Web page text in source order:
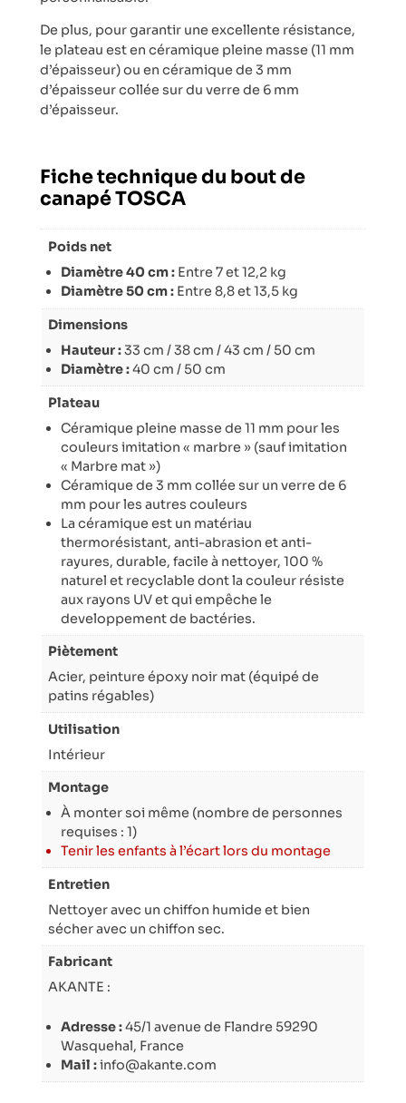
De plus, pour garantir une excellente résistance,
le plateau est en céramique pleine masse (11 mm
d’épaisseur) ou en céramique de 3 mm
d’épaisseur collée sur du verre de 6 mm
d’épaisseur.
Fiche technique du bout de
canapé TOSCA
Poids net
Diamètre 40 cm : Entre 7 et 12,2 kg
Diamètre 50 cm : Entre 8,8 et 13,5 kg
Dimensions
Hauteur :33 cm / 38 cm / 43 cm / 50 cm
Diamètre :40 cm / 50 cm
Plateau
Céramique pleine masse de 11 mm pour les
couleurs imitation « marbre » (sauf imitation
« Marbre mat »)
Céramique de 3 mm collée sur un verre de 6
mm pour les autres couleurs
La céramique est un matériau
thermorésistant, anti-abrasion et anti-
rayures, durable, facile à nettoyer, 100 %
naturel et recyclable dont la couleur résiste
aux rayons UV et qui empêche le
developpement de bactéries.
Piètement
Acier, peinture époxy noir mat (équipé de
patins régables)
Utilisation
Intérieur
Montage
À monter soi même (nombre de personnes
requises : 1)
Tenir les enfants à l’écart lors du montage
Entretien
Nettoyer avec un chiffon humide et bien
sécher avec un chiffon sec.
Fabricant
AKANTE :
Adresse :45/1 avenue de Flandre 59290
Wasquehal, France
Mail :info@akante.com